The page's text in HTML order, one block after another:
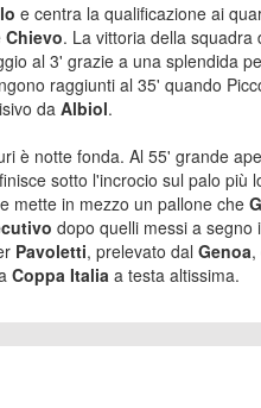
e centra la qualificazione ai
Chievo. La vittoria della squadra
al 3' grazie a una splendida
raggiunti al 35' quando
da Albiol.
è notte fonda. Al 55' grande
sotto l'incrocio sul palo più
mette in mezzo un pallone che
dopo quelli messi a segno
Pavoletti, prelevato dal Genoa,
Coppa Italia a testa altissima.